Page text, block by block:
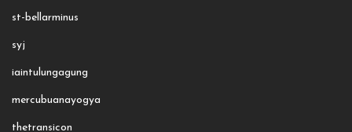
st-bellarminus
syj
iaintulungagung
mercubuanayogya
thetransicon